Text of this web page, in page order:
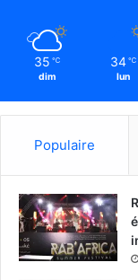
35 ℃
dim
34 ℃
lun
Populaire